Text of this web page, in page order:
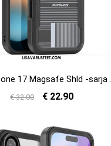
€ 32.00 € 22.90